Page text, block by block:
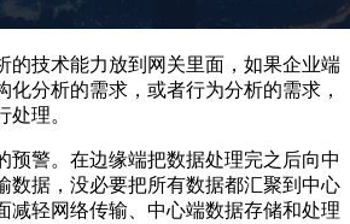
技术能力放到网关里面，如果企业端
化分析的需求，或者行为分析的需求，
理。
警。在边缘端把数据处理完之后向中
数据，没必要把所有数据都汇聚到中心
减轻网络传输、中心端数据存储和处理